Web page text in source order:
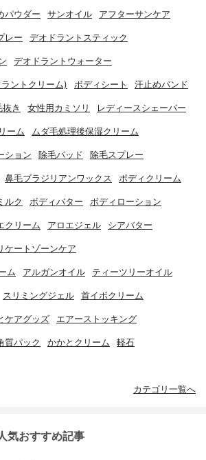
パウダー サンオイル アフターサンケア
レー デオドラントスティック
デオドラントウォーター
ントクリーム) ボディシート 汗止めバンド
き 女性用カミソリ レディースシェーバー
ーム ムダ毛処理後保湿クリーム
ション 除毛パッド 除毛スプレー
鼻毛ブラジリアンワックス ボディクリーム
ルク ボディバター ボディローション
クリーム アロエジェル シアバター
ケートゾーンケア
ム アルガンオイル ティーツリーオイル
スリミングジェル 首イボクリーム
ケアグッズ エアーストッキング
質パック かかとクリーム 軽石
カテゴリ一覧へ
気おすすめ記事